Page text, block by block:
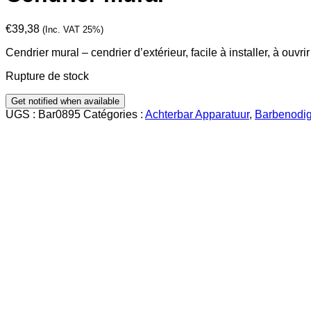
€39,38 (Inc. VAT 25%)
Cendrier mural – cendrier d’extérieur, facile à installer, à
Rupture de stock
UGS : Bar0895 Catégories : Achterbar Apparatuur,